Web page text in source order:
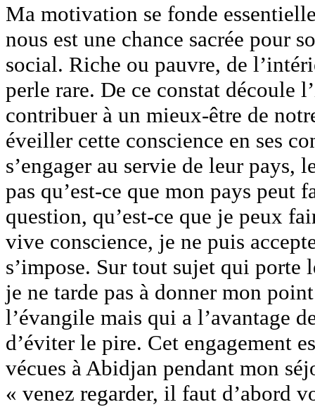
Ma motivation se fonde
nous est une chance sacrée pour
social. Riche ou pauvre, de
perle rare. De ce constat découle
contribuer à un mieux-être de
éveiller cette conscience en ses
s’engager au servie de leur pays,
pas qu’est-ce que mon pays
question, qu’est-ce que je peux
vive conscience, je ne puis
s’impose. Sur tout sujet qui porte
je ne tarde pas à donner mon
l’évangile mais qui a l’avantage
d’éviter le pire. Cet engagement
vécues à Abidjan pendant mon
« venez regarder, il faut d’abord